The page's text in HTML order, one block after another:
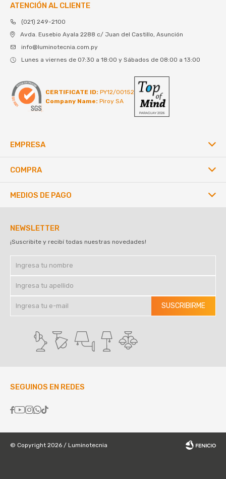
ATENCIÓN AL CLIENTE
(021) 249-2100
Avda. Eusebio Ayala 2288 c/ Juan del Castillo, Asunción
info@luminotecnia.com.py
Lunes a viernes de 07:30 a 18:00 y Sábados de 08:00 a 13:00
CERTIFICATE ID: PY12/00152
Company Name: Piroy SA
EMPRESA
COMPRA
NEWSLETTER
¡Suscribite y recibí todas nuestras novedades!
SUSCRIBIRME
SEGUINOS EN REDES

MEDIOS DE PAGO
© Copyright 2026 / Luminotecnia